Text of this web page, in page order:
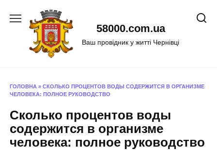
58000.com.ua
Ваш провідник у житті Чернівці
ГОЛОВНА » СКОЛЬКО ПРОЦЕНТОВ ВОДЫ СОДЕРЖИТСЯ В ОРГАНИЗМЕ
ЧЕЛОВЕКА: ПОЛНОЕ РУКОВОДСТВО
Сколько процентов воды
содержится в организме
человека: полное руководство